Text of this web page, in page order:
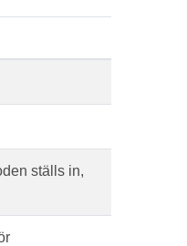
ställs in,